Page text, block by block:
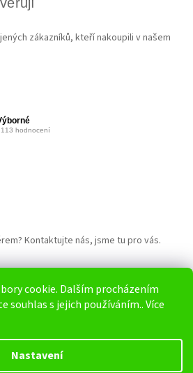
cookie. Dalším procházením
souhlas s jejich používáním.. Více
Nastavení
zákazníků, kteří nakoupili v našem
Kontaktujte nás, jsme tu pro vás.